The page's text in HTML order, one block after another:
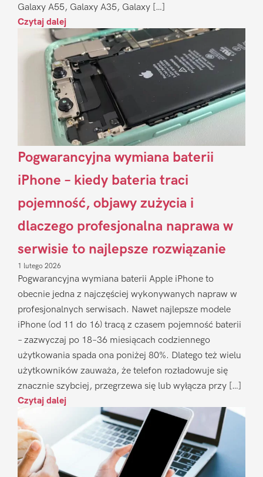
Galaxy A55, Galaxy A35, Galaxy […]
Czytaj dalej
Pogwarancyjna wymiana baterii
iPhone – kiedy bateria traci
pojemność, objawy zużycia i
dlaczego profesjonalna naprawa w
serwisie to najlepsze rozwiązanie
1 lutego 2026
Pogwarancyjna wymiana baterii Apple iPhone to
obecnie jedna z najczęściej wykonywanych napraw w
profesjonalnych serwisach. Nawet najlepsze modele
iPhone (od 11 do 16) tracą z czasem pojemność baterii
– zazwyczaj po 18–36 miesiącach codziennego
użytkowania spada ona poniżej 80%. Dlatego też wielu
użytkowników zauważa, że telefon rozładowuje się
znacznie szybciej, przegrzewa się lub wyłącza przy […]
Czytaj dalej